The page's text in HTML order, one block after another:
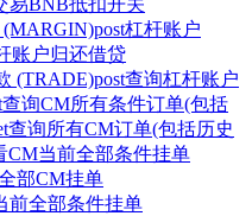
易BNB抵扣开关
post杠杆账户
账户归还借贷
(TRADE)post查询杠杆账户
查询CM所有条件订单(包括
查询所有CM订单(包括历史
CM当前全部条件挂单
部CM挂单
前全部条件挂单